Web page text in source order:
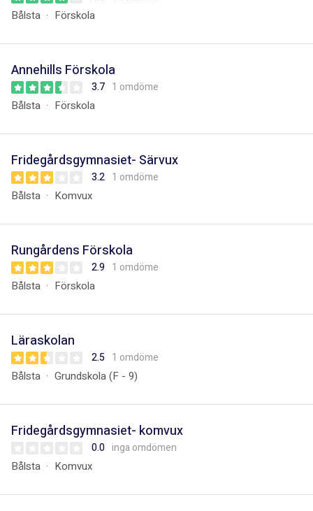
Bålsta Förskola
Annehills Förskola
3.7 1 omdöme
Bålsta Förskola
Fridegårdsgymnasiet- Särvux
3.2 1 omdöme
Bålsta Komvux
Rungårdens Förskola
2.9 1 omdöme
Bålsta Förskola
Läraskolan
2.5 1 omdöme
Bålsta Grundskola (F - 9)
Fridegårdsgymnasiet- komvux
0.0 inga omdömen
Bålsta Komvux